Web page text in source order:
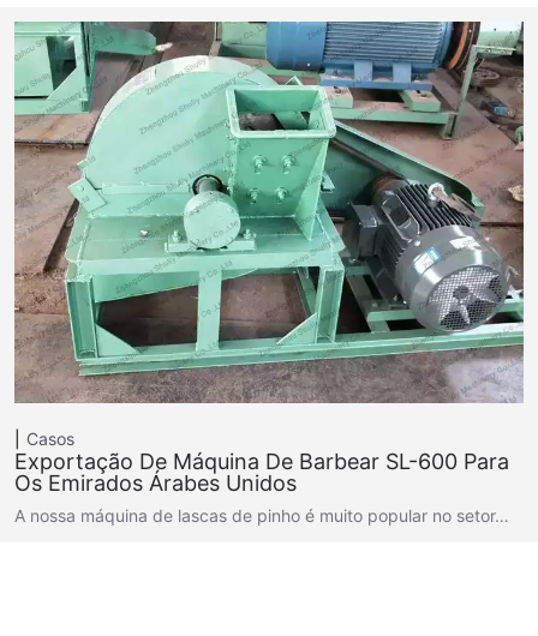
Casos
Exportação De Máquina De Barbear SL-600 Para
Os Emirados Árabes Unidos
A nossa máquina de lascas de pinho é muito popular no setor…